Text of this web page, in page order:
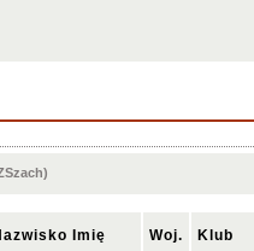
Imię Woj. Klub